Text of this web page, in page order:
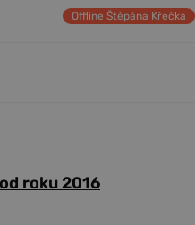
Offline Štěpána Křečka
roku 2016